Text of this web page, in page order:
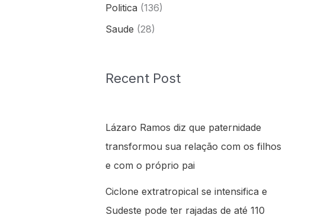
Politica (136)
Saude (28)
Recent Post
Lázaro Ramos diz que paternidade
transformou sua relação com os filhos
e com o próprio pai
Ciclone extratropical se intensifica e
Sudeste pode ter rajadas de até 110